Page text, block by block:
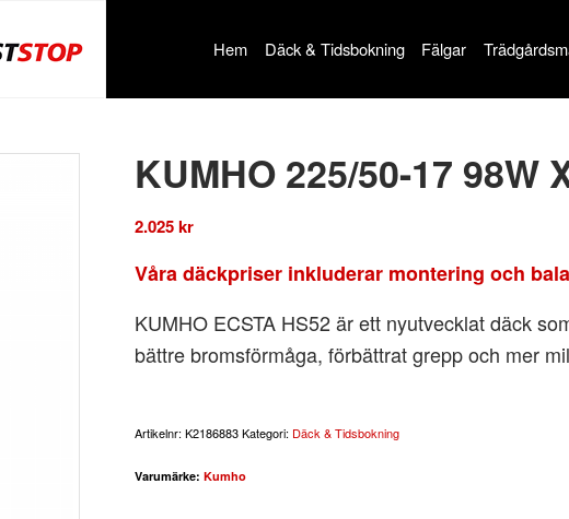
Hem Däck & Tidsbokning Fälgar
KUMHO 225/50-17 98W
2.025kr
Våra däckpriser inkluderar montering och
KUMHO ECSTA HS52 är ett nyutvecklat däck
bättre bromsförmåga, förbättrat grepp och mer
Artikelnr:K2186883 Kategori: Däck & Tidsbokning
Varumärke:Kumho